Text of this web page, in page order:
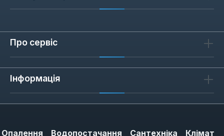
Про сервіс
Інформація
Опалення Водопостачання Сантехніка Клімат